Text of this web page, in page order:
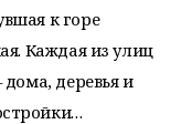
к горе
Каждая из улиц
деревья и